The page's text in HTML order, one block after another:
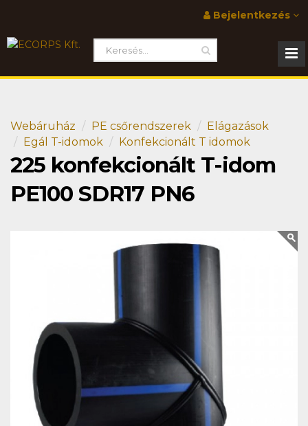
Bejelentkezés
Webáruház PE csőrendszerek
Elágazások
Egál T-idomok
Konfekcionált T idomok
225 konfekcionált T-idom
PE100 SDR17 PN6